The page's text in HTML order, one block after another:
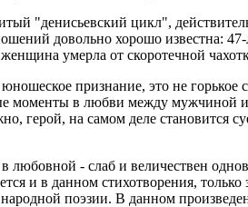
"денисьевский цикл",
довольно хорошо известна:
умерла от скоротечной
признание, это не
моменты в любви между мужчиной
герой, на самом деле становится
любовной - слаб и величествен
и в данном стихотворения,
поэзии. В данном